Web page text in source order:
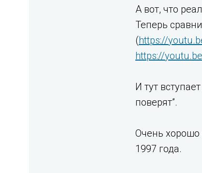
А вот, что
Теперь
(https://
https://
И тут
поверят”.
Очень хорошо
1997 года.